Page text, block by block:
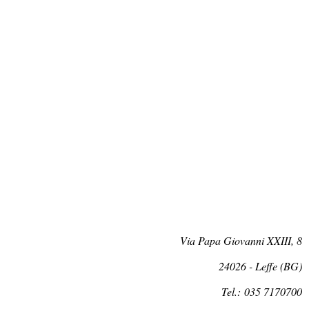
Via Papa Giovanni XXIII, 8
24026 - Leffe (BG)
Tel.: 035 7170700